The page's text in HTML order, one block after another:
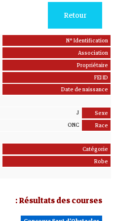
Retour
N° Identification
Association
Propriétaire
FEI ID
Date de naissance
Sexe
J
Race
ONC
Catégorie
Robe
Résultats des courses :